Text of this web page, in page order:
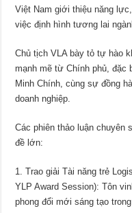
Việt Nam giới thiệu năng
việc định hình tương lai
Chủ tịch VLA bày tỏ tự hào
mạnh mẽ từ Chính phủ, đặc
Minh Chính, cùng sự đồng
doanh nghiệp.
Các phiên thảo luận chuyên
đề lớn:
1. Trao giải Tài năng trẻ
YLP Award Session): Tôn
phong đổi mới sáng tạo